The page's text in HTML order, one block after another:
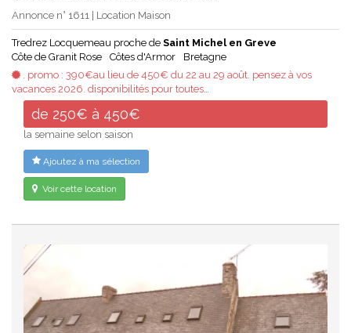
Annonce n° 1611 | Location Maison
Tredrez Locquemeau proche de Saint Michel en Greve
Côte de Granit Rose
Côtes d'Armor
Bretagne
. promo : 390€au lieu de 450€ du 22 au 29 août. pensez à vos
vacances 2026. disponibilités pour toutes…
de 250€ à 450€
la semaine selon saison
Ajoutez à ma sélection
Voir cette location